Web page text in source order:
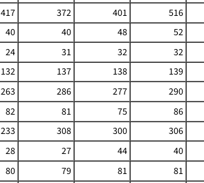
417 372 401 516
40 40 48 52
24 31 32 32
132 137 138 139
263 286 277 290
82 81 75 86
233 308 300 306
28 27 44 40
80 79 81 81